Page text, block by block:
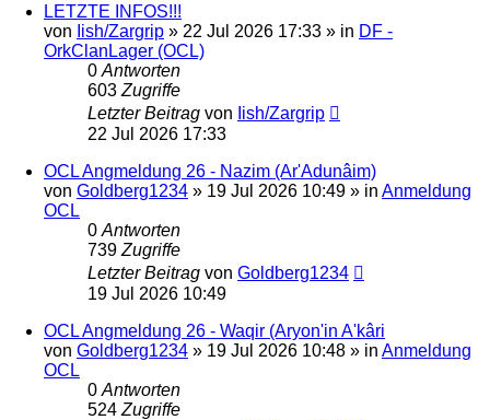
LETZTE INFOS!!!
von Iish/Zargrip » 22 Jul 2026 17:33 » in DF -
OrkClanLager (OCL)
0 Antworten
603 Zugriffe
Letzter Beitrag von Iish/Zargrip
22 Jul 2026 17:33
OCL Angmeldung 26 - Nazim (Ar'Adunâim)
von Goldberg1234 » 19 Jul 2026 10:49 » in Anmeldung
OCL
0 Antworten
739 Zugriffe
Letzter Beitrag von Goldberg1234
19 Jul 2026 10:49
OCL Angmeldung 26 - Waqir (Aryon'in A'kâri
von Goldberg1234 » 19 Jul 2026 10:48 » in Anmeldung
OCL
0 Antworten
524 Zugriffe